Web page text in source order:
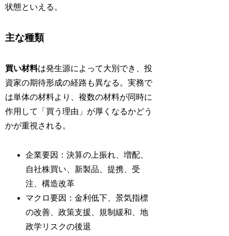
状態といえる。
主な種類
買い材料は発生源によって大別でき、投
資家の期待形成の経路も異なる。実務で
は単体の材料より、複数の材料が同時に
作用して「買う理由」が厚くなるかどう
かが重視される。
企業要因：決算の上振れ、増配、
自社株買い、新製品、提携、受
注、構造改革
マクロ要因：金利低下、景気指標
の改善、政策支援、規制緩和、地
政学リスクの後退